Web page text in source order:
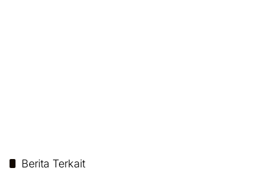
Berita Terkait